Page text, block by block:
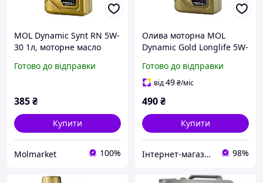
MOL Dynamic Synt RN 5W-
30 1л, моторне масло
Готово до відправки
385₴
Купити
Molmarket 100%
Олива моторна MOL
Dynamic Gold Longlife 5W-
Готово до відправки
від49₴/міс
490₴
Купити
Інтернет-магазин «АвтоДруг» 98%